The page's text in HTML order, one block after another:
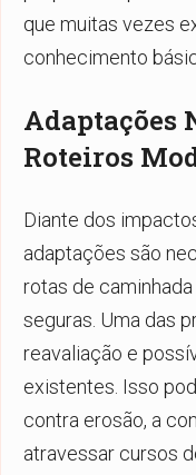
que muitas vezes
conhecimento
Adaptações
Roteiros
Diante dos
adaptações são
rotas de
seguras. Uma das
reavaliação e
existentes. Isso
contra erosão, a
atravessar cursos